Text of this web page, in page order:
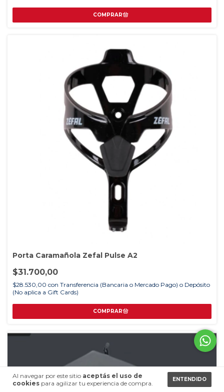
Al navegar por este sitio aceptás el uso de
cookies para agilizar tu experiencia de compra.
ENTENDIDO
Porta Caramañola Zefal Pulse A2
$31.700,00
$28.530,00 con Transferencia (Bancaria o Mercado Pago) o Depósito
(No aplica a Gift Cards)